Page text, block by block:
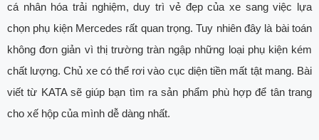
cá nhân hóa trải nghiệm, duy trì vẻ đẹp của xe sang việc lựa
chọn phụ kiện Mercedes rất quan trọng. Tuy nhiên đây là bài toán
không đơn giản vì thị trường tràn ngập những loại phụ kiện kém
chất lượng. Chủ xe có thể rơi vào cục diện tiền mất tật mang. Bài
viết từ KATA sẽ giúp bạn tìm ra sản phẩm phù hợp để tân trang
cho xế hộp của mình dễ dàng nhất.